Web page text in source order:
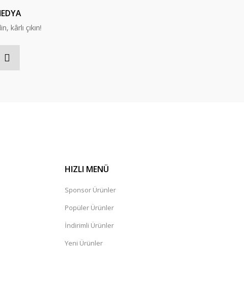
kârlı çıkın!
HIZLI MENÜ
Sponsor Ürünler
Popüler Ürünler
İndirimli Ürünler
Yeni Ürünler